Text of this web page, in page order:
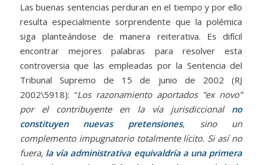
Las buenas sentencias perduran en el tiempo y por ello
resulta especialmente sorprendente que la polémica
siga planteándose de manera reiterativa. Es difícil
encontrar mejores palabras para resolver esta
controversia que las empleadas por la Sentencia del
Tribunal Supremo de 15 de junio de 2002 (RJ
2002\5918): “Los razonamiento aportados “ex novo”
por el contribuyente en la vía jurisdiccional no
constituyen nuevas pretensiones, sino un
complemento impugnatorio totalmente lícito. Si así no
fuera, la vía administrativa equivaldría a una primera